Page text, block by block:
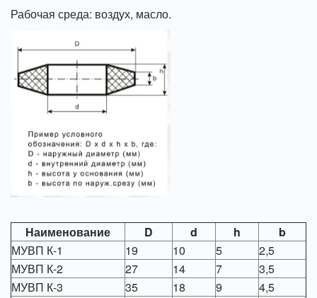
Рабочая среда: воздух, масло.
Наименование D d h
b
МУВП К-1
19 10 5
2,5
МУВП К-2
27 14 7
3,5
МУВП К-3
35 18 9
4,5